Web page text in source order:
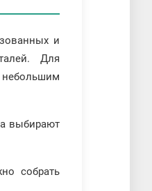
и
Для
выбирают
собрать